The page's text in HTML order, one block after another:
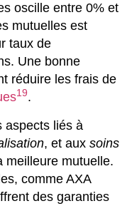
oscille entre 0% et
mutuelles est
taux de
Une bonne
réduire les frais de
19.
aspects liés à
, et aux soins
meilleure mutuelle.
comme AXA
des garanties